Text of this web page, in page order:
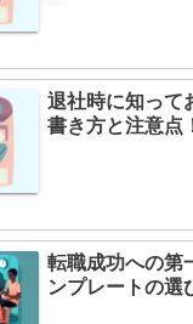
退社時に知って
書き方と注意点
転職成功への第
ンプレートの選